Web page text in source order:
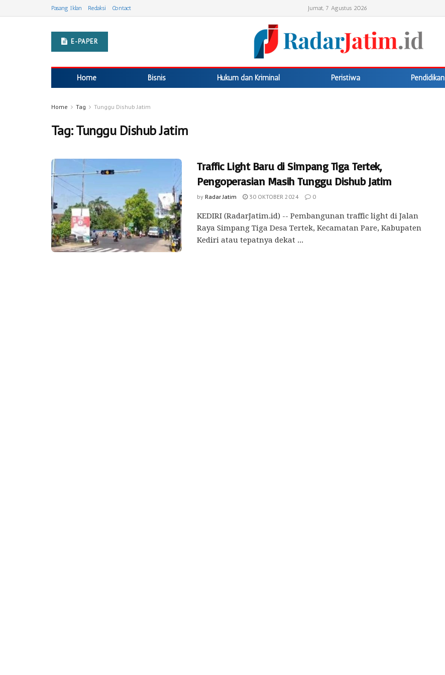
Pasang Iklan Redaksi Contact Jumat, 7 Agustus 2026
E-PAPER
Home Bisnis Hukum dan Kriminal Peristiwa Pendidikan
Home Tag Tunggu Dishub Jatim
Tag:Tunggu Dishub Jatim
Traffic Light Baru di Simpang Tiga Tertek,
Pengoperasian Masih Tunggu Dishub Jatim
by Radar Jatim 30 OKTOBER 2024 0
KEDIRI (RadarJatim.id) -- Pembangunan traffic light di Jalan
Raya Simpang Tiga Desa Tertek, Kecamatan Pare, Kabupaten
Kediri atau tepatnya dekat ...